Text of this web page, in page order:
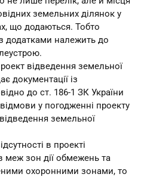
земельних ділянок у
що додаються. Тобто
додатками належить до
відведення земельної
документації із
до ст. 186-1 ЗК України
у погодженні проекту
земельної
в проекті
меж зон дії обмежень та
охоронними зонами, то